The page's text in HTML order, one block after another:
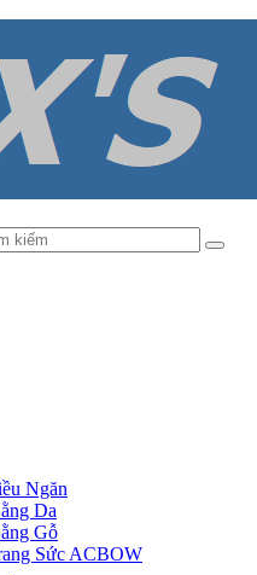
Ngăn
Da
Gỗ
Sức ACBOW